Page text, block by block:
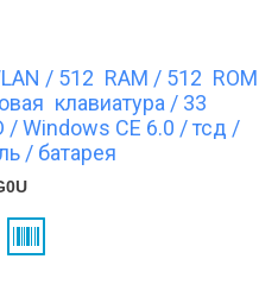
/ 512 RAM / 512 ROM
клавиатура / 33
Windows CE 6.0 / тсд /
/ батарея